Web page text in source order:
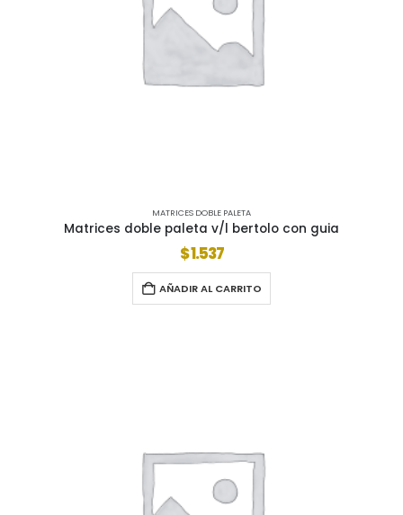
MATRICES DOBLE PALETA
Matrices doble paleta v/l bertolo con guia
$1.537
AÑADIR AL CARRITO